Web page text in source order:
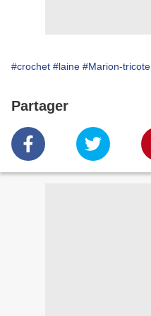
#crochet #laine #Marion-tricote
Partager